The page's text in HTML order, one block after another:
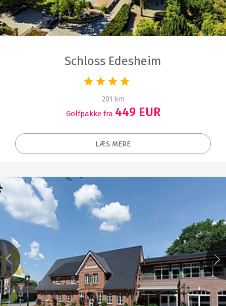
Schloss Edesheim
201 km
Golfpakke fra 449 EUR
LÆS MERE